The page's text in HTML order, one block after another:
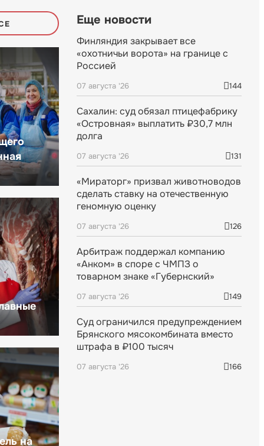
на
Еще новости
Финляндия закрывает все
«охотничьи ворота» на границе с
Россией
07 августа '26 144
Сахалин: суд обязал птицефабрику
«Островная» выплатить ₽30,7 млн
долга
07 августа '26 131
«Мираторг» призвал животноводов
сделать ставку на отечественную
геномную оценку
07 августа '26 126
Арбитраж поддержал компанию
«Анком» в споре с ЧМПЗ о
товарном знаке «Губернский»
07 августа '26 149
Суд ограничился предупреждением
Брянского мясокомбината вместо
штрафа в ₽100 тысяч
07 августа '26 166